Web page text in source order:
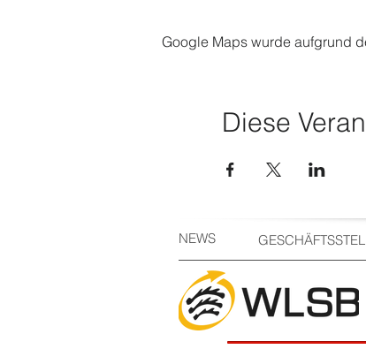
Google Maps wurde aufgrund
Diese
NEWS